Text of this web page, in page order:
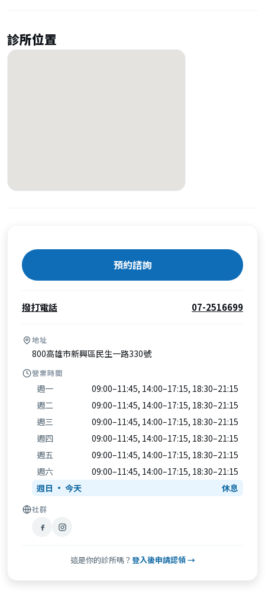
診所位置
預約諮詢
撥打電話 07-2516699
地址
800高雄市新興區民生一路330號
營業時間
週一
09:00–11:45, 14:00–17:15, 18:30–21:15
週二
09:00–11:45, 14:00–17:15, 18:30–21:15
週三
09:00–11:45, 14:00–17:15, 18:30–21:15
週四
09:00–11:45, 14:00–17:15, 18:30–21:15
週五
09:00–11:45, 14:00–17:15, 18:30–21:15
週六
09:00–11:45, 14:00–17:15, 18:30–21:15
週日
休息
社群
這是你的診所嗎？ 登入後申請認領 →